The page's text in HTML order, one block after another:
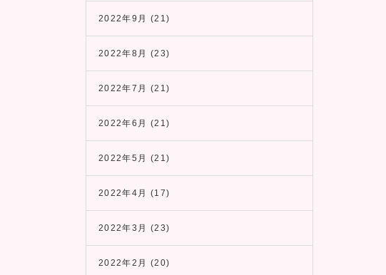
2022年9月 (21)
2022年8月 (23)
2022年7月 (21)
2022年6月 (21)
2022年5月 (21)
2022年4月 (17)
2022年3月 (23)
2022年2月 (20)